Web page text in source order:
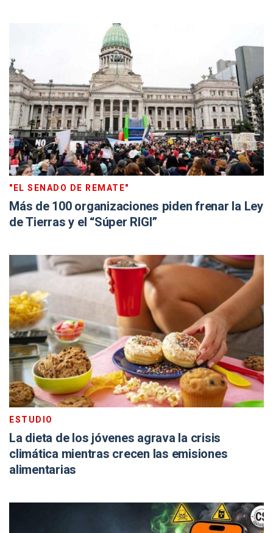
"EL SENADO DE REMATE"
Más de 100 organizaciones piden frenar la Ley
de Tierras y el “Súper RIGI”
ESTUDIO
La dieta de los jóvenes agrava la crisis
climática mientras crecen las emisiones
alimentarias